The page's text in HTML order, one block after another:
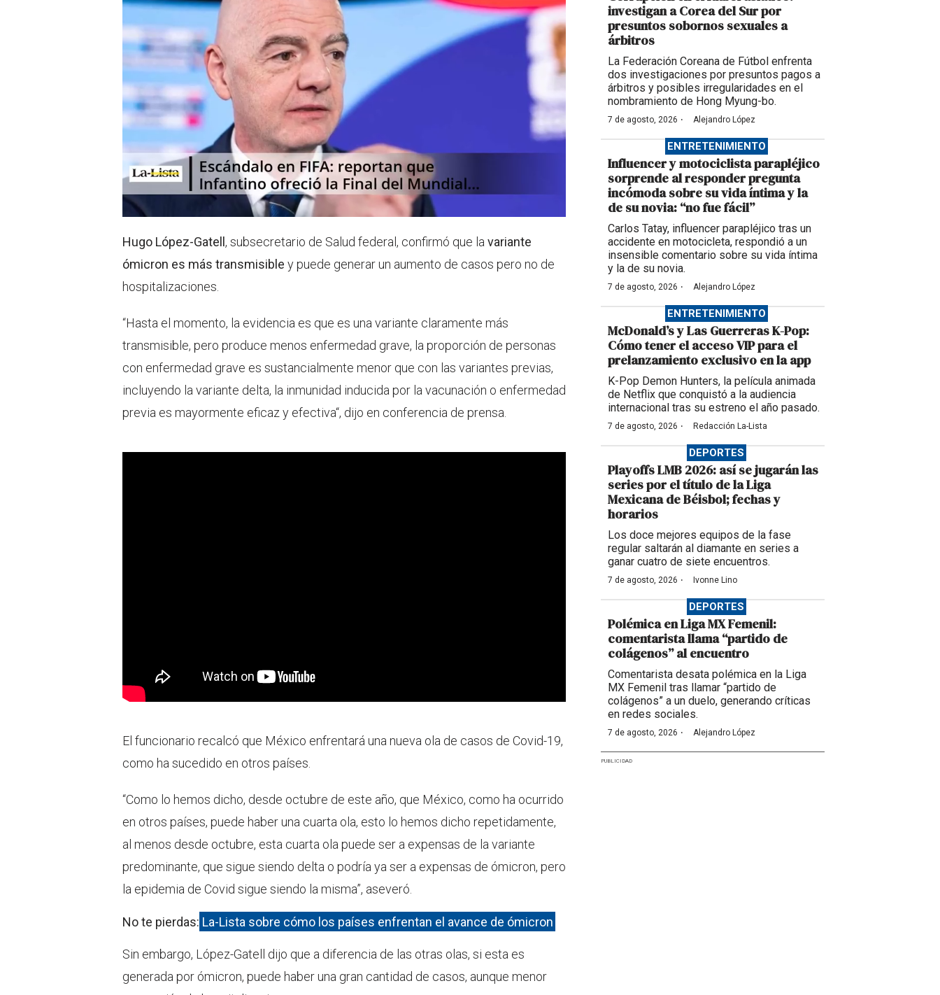
p
Hugo López-Gatell , subsecretario de Salud federal, confirmó que la variante
ómicron es más transmisible y puede generar un aumento de casos pero no de
hospitalizaciones.
“Hasta el momento, la evidencia es que es una variante claramente más
transmisible, pero produce menos enfermedad grave, la proporción de personas
con enfermedad grave es sustancialmente menor que con las variantes previas,
incluyendo la variante delta, la inmunidad inducida por la vacunación o enfermedad
previa es mayormente eficaz y efectiva“, dijo en conferencia de prensa.
El funcionario recalcó que México enfrentará una nueva ola de casos de Covid-19,
como ha sucedido en otros países.
“Como lo hemos dicho, desde octubre de este año, que México, como ha ocurrido
en otros países, puede haber una cuarta ola, esto lo hemos dicho repetidamente,
al menos desde octubre, esta cuarta ola puede ser a expensas de la variante
predominante, que sigue siendo delta o podría ya ser a expensas de ómicron, pero
la epidemia de Covid sigue siendo la misma”, aseveró.
No te pierdas: La-Lista sobre cómo los países enfrentan el avance de ómicron
Sin embargo, López-Gatell dijo que a diferencia de las otras olas, si esta es
generada por ómicron, puede haber una gran cantidad de casos, aunque menor
investigan a Corea del Sur por
presuntos sobornos sexuales a
árbitros
La Federación Coreana de Fútbol enfrenta
dos investigaciones por presuntos pagos a
árbitros y posibles irregularidades en el
nombramiento de Hong Myung-bo.
7 de agosto, 2026 · Alejandro López
ENTRETENIMIENTO
Influencer y motociclista parapléjico
sorprende al responder pregunta
incómoda sobre su vida íntima y la
de su novia: “no fue fácil”
Carlos Tatay, influencer parapléjico tras un
accidente en motocicleta, respondió a un
insensible comentario sobre su vida íntima
y la de su novia.
7 de agosto, 2026 · Alejandro López
ENTRETENIMIENTO
McDonald’s y Las Guerreras K-Pop:
Cómo tener el acceso VIP para el
prelanzamiento exclusivo en la app
K-Pop Demon Hunters, la película animada
de Netflix que conquistó a la audiencia
internacional tras su estreno el año pasado.
7 de agosto, 2026 · Redacción La-Lista
DEPORTES
Playoffs LMB 2026: así se jugarán las
series por el título de la Liga
Mexicana de Béisbol; fechas y
horarios
Los doce mejores equipos de la fase
regular saltarán al diamante en series a
ganar cuatro de siete encuentros.
7 de agosto, 2026 · Ivonne Lino
DEPORTES
Polémica en Liga MX Femenil:
comentarista llama “partido de
colágenos” al encuentro
Comentarista desata polémica en la Liga
MX Femenil tras llamar “partido de
colágenos” a un duelo, generando críticas
en redes sociales.
7 de agosto, 2026 · Alejandro López
PUBLICIDAD